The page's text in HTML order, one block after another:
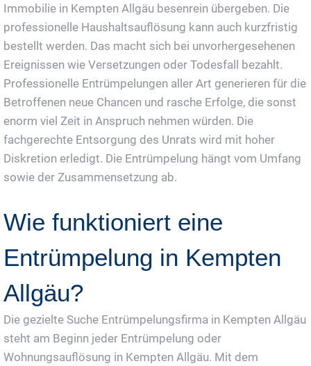
Immobilie in Kempten Allgäu besenrein übergeben. Die
professionelle Haushaltsauflösung kann auch kurzfristig
bestellt werden. Das macht sich bei unvorhergesehenen
Ereignissen wie Versetzungen oder Todesfall bezahlt.
Professionelle Entrümpelungen aller Art generieren für die
Betroffenen neue Chancen und rasche Erfolge, die sonst
enorm viel Zeit in Anspruch nehmen würden. Die
fachgerechte Entsorgung des Unrats wird mit hoher
Diskretion erledigt. Die Entrümpelung hängt vom Umfang
sowie der Zusammensetzung ab.
Wie funktioniert eine
Entrümpelung in Kempten
Allgäu?
Die gezielte Suche Entrümpelungsfirma in Kempten Allgäu
steht am Beginn jeder Entrümpelung oder
Wohnungsauflösung in Kempten Allgäu. Mit dem